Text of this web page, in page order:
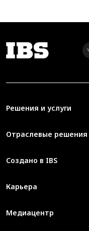
Решения и услуги
Отраслевые решения
Создано в IBS
Карьера
Медиацентр